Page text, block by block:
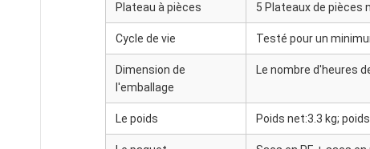
Plateau à pièces 5 Plateaux de pièces
Cycle de vie Testé pour un
Dimension de
l'emballage
Le nombre d'heures
Le poids Poids net:3.3 kg;